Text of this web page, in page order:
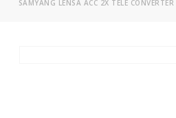
SAMYANG LENSA ACC 2X TELE CONVERTER